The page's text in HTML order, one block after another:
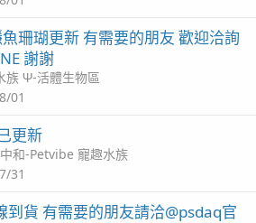
珊瑚更新 有需要的朋友 歡迎洽詢
謝謝
族 Ψ-活體生物區
01
更新
和-Petvibe 寵趣水族
31
貨 有需要的朋友請洽@psdaq官